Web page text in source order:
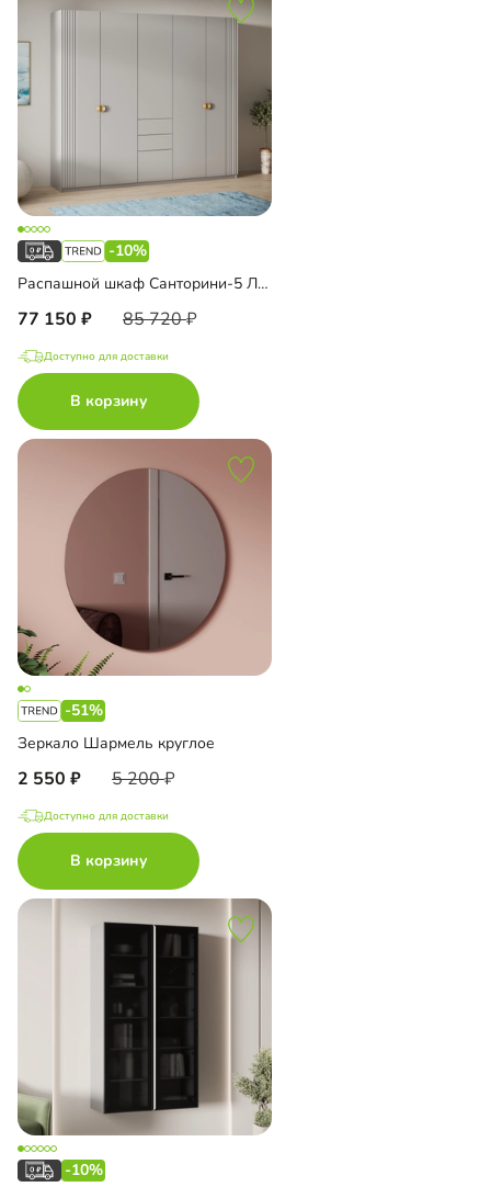
-10%
Распашной шкаф Санторини-5 Лайф
77 150 85 720
Доступно для доставки
В корзину
-51%
Зеркало Шармель круглое
2 550 5 200
Доступно для доставки
В корзину
-10%